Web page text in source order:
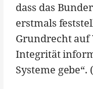
dass das
erstmals
Grundrecht
Integrität
Systeme